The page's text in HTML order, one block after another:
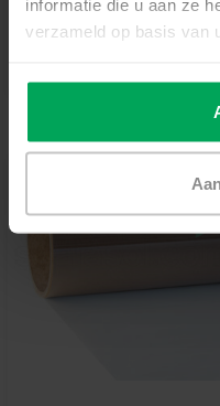
informatie die u aan ze
verzameld op basis van